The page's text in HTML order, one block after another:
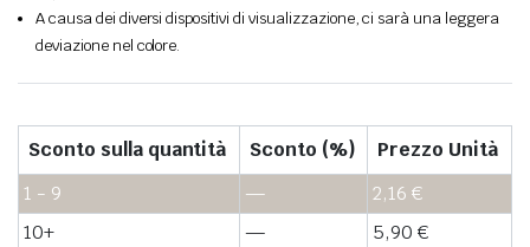
A causa dei diversi dispositivi di visualizzazione, ci sarà una leggera
deviazione nel colore.
Sconto sulla quantità Sconto (%)
Prezzo Unità
1 - 9
— 2,16 €
10+
— 5,90 €